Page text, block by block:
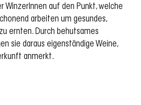
WinzerInnen auf den Punkt, welche
arbeiten um gesundes,
ernten. Durch behutsames
sie daraus eigenständige Weine,
anmerkt.